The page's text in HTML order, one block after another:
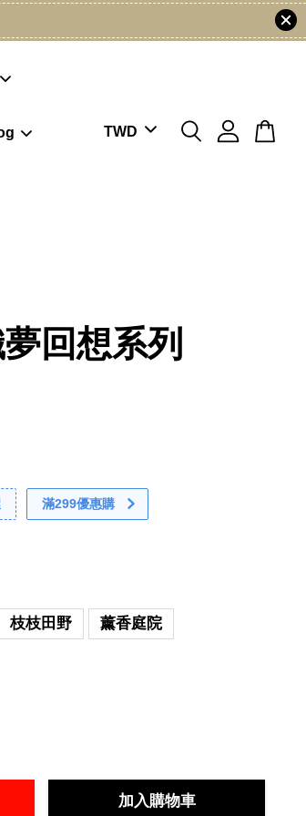
回想系列
滿299優惠購
枝枝田野 薰香庭院
加入購物車